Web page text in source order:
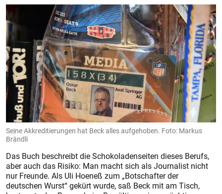
Seine Akkreditierungen hat Beck alles aufgehoben. Foto: Markus
Brändli
Das Buch beschreibt die Schokoladenseiten dieses Berufs,
aber auch das Risiko: Man macht sich als Journalist nicht
nur Freunde. Als Uli Hoeneß zum „Botschafter der
deutschen Wurst“ gekürt wurde, saß Beck mit am Tisch,